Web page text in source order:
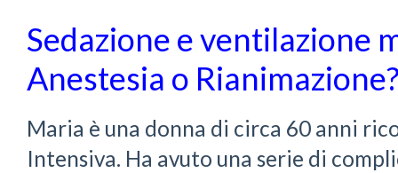
Sedazione e ventilazione
Anestesia o
Maria è una donna di circa 60 anni
Intensiva. Ha avuto una serie di